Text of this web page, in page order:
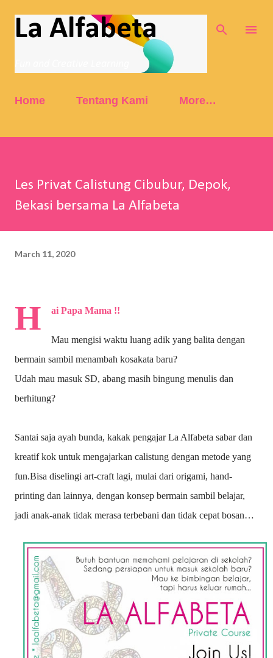
Skip to main content
La Alfabeta
Home Tentang Kami More…
Les Privat Calistung Cibubur, Depok,
Bekasi bersama La Alfabeta
March 11, 2020
H ai Papa Mama !!
Mau mengisi waktu luang adik yang balita dengan
bermain sambil menambah kosakata baru?
Udah mau masuk SD, abang masih bingung menulis dan
berhitung?
Santai saja ayah bunda, kakak pengajar La Alfabeta sabar dan
kreatif kok untuk mengajarkan calistung dengan metode yang
fun.Bisa diselingi art-craft lagi, mulai dari origami, hand-
printing dan lainnya, dengan konsep bermain sambil belajar,
jadi anak-anak tidak merasa terbebani dan tidak cepat bosan…